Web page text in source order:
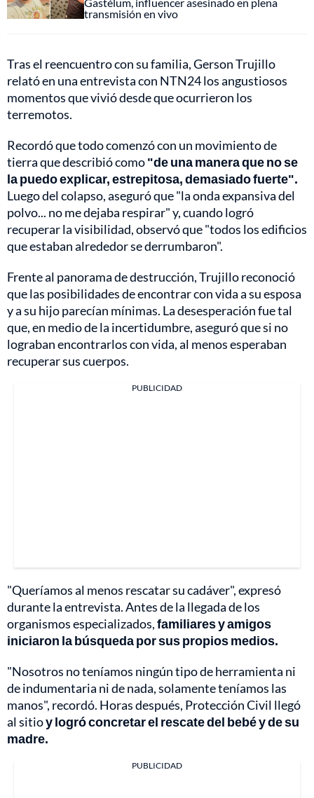
transmisión en vivo
Tras el reencuentro con su familia, Gerson Trujillo
relató en una entrevista con NTN24 los angustiosos
momentos que vivió desde que ocurrieron los
terremotos.
Recordó que todo comenzó con un movimiento de
tierra que describió como"de una manera que no se
la puedo explicar, estrepitosa, demasiado fuerte".
Luego del colapso, aseguró que "la onda expansiva del
polvo... no me dejaba respirar" y, cuando logró
recuperar la visibilidad, observó que "todos los edificios
que estaban alrededor se derrumbaron".
Frente al panorama de destrucción, Trujillo reconoció
que las posibilidades de encontrar con vida a su esposa
y a su hijo parecían mínimas. La desesperación fue tal
que, en medio de la incertidumbre, aseguró que si no
lograban encontrarlos con vida, al menos esperaban
recuperar sus cuerpos.
PUBLICIDAD
"Queríamos al menos rescatar su cadáver", expresó
durante la entrevista. Antes de la llegada de los
organismos especializados,familiares y amigos
iniciaron la búsqueda por sus propios medios.
"Nosotros no teníamos ningún tipo de herramienta ni
de indumentaria ni de nada, solamente teníamos las
manos", recordó. Horas después, Protección Civil llegó
al sitioy logró concretar el rescate del bebé y de su
madre.
PUBLICIDAD